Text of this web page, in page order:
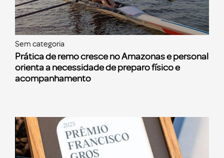
Sem categoria
Prática de remo cresce no Amazonas e personal
orienta a necessidade de preparo físico e
acompanhamento